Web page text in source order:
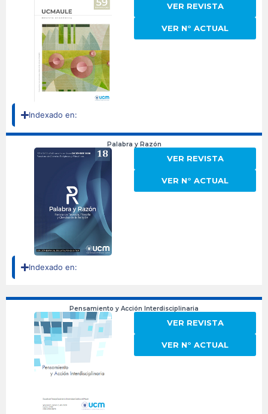
VER REVISTA
VER N° ACTUAL
Indexado en:
Palabra y Razón
VER REVISTA
VER N° ACTUAL
Indexado en:
Pensamiento y Acción Interdisciplinaria
VER REVISTA
VER N° ACTUAL